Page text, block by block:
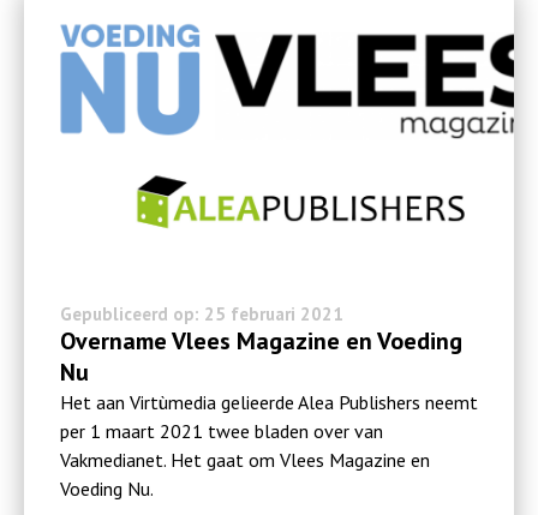
Gepubliceerd op: 25 februari 2021
Overname Vlees Magazine en Voeding
Nu
Het aan Virtùmedia gelieerde Alea Publishers neemt
per 1 maart 2021 twee bladen over van
Vakmedianet. Het gaat om Vlees Magazine en
Voeding Nu.